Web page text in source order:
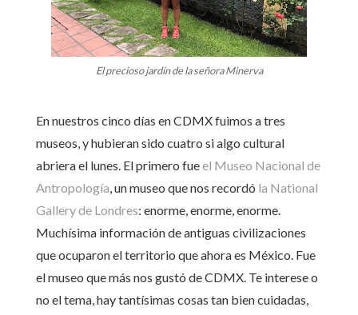
El precioso jardín de la señora Minerva
En nuestros cinco días en CDMX fuimos a tres
museos, y hubieran sido cuatro si algo cultural
abriera el lunes. El primero fueel Museo Nacional de
Antropología, un museo que nos recordó la National
Gallery de Londres: enorme, enorme, enorme.
Muchísima información de antiguas civilizaciones
que ocuparon el territorio que ahora es México. Fue
el museo que más nos gustó de CDMX. Te interese o
no el tema, hay tantísimas cosas tan bien cuidadas,